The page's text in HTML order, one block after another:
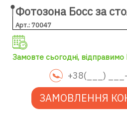
Фотозона Босс за
Арт.: 70047
Замовте сьогодні,
ЗАМОВЛЕННЯ